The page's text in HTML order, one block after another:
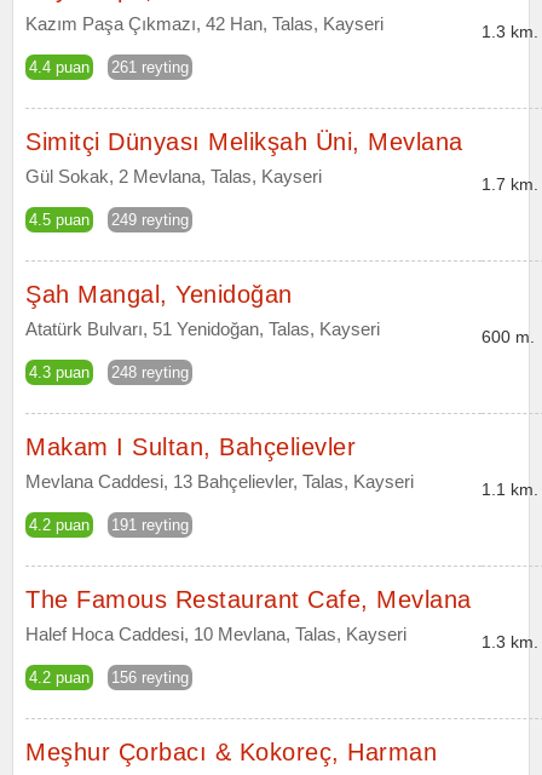
Kazım Paşa Çıkmazı, 42 Han, Talas, Kayseri
4.4 puan 261 reyting
1.3 km.
Simitçi Dünyası Melikşah Üni, Mevlana
Gül Sokak, 2 Mevlana, Talas, Kayseri
4.5 puan 249 reyting
1.7 km.
Şah Mangal, Yenidoğan
Atatürk Bulvarı, 51 Yenidoğan, Talas, Kayseri
4.3 puan 248 reyting
600 m.
Makam I Sultan, Bahçelievler
Mevlana Caddesi, 13 Bahçelievler, Talas, Kayseri
4.2 puan 191 reyting
1.1 km.
The Famous Restaurant Cafe, Mevlana
Halef Hoca Caddesi, 10 Mevlana, Talas, Kayseri
4.2 puan 156 reyting
1.3 km.
Meşhur Çorbacı & Kokoreç, Harman